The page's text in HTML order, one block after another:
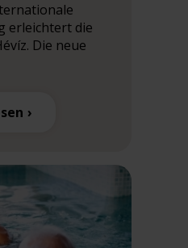
erleichtert die
Die neue